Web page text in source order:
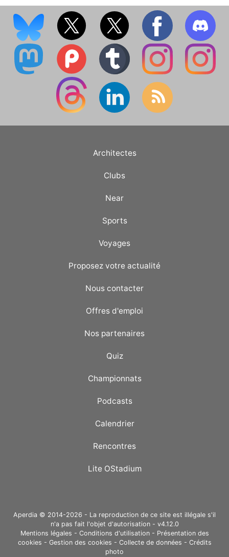
Architectes
Clubs
Near
Sports
Voyages
Proposez votre actualité
Nous contacter
Offres d'emploi
Nos partenaires
Quiz
Championnats
Podcasts
Calendrier
Rencontres
Lite OStadium
Aperdia © 2014-2026 - La reproduction de ce site est illégale s'il
n'a pas fait l'objet d'autorisation - v4.12.0
Mentions légales - Conditions d'utilisation- Présentation des
cookies - Gestion des cookies - Collecte de données - Crédits
photo